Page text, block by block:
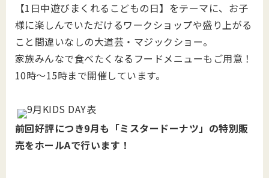
【1日中遊びまくれるこどもの日】をテーマに、お子
様に楽しんでいただけるワークショップや盛り上がる
こと間違いなしの大道芸・マジックショー。
家族みんなで食べたくなるフードメニューもご用意！
10時～15時まで開催しています。
前回好評につき9月も「ミスタードーナツ」の特別販
売をホールAで行います！